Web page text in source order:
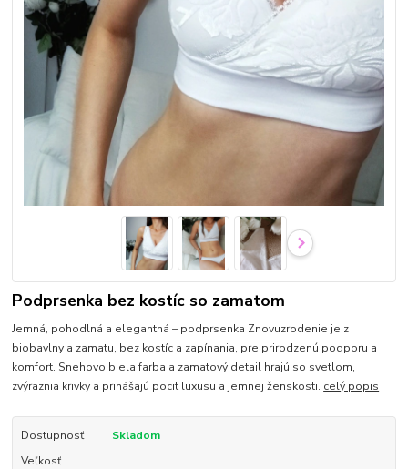
Podprsenka bez kostíc so zamatom
Jemná, pohodlná a elegantná – podprsenka Znovuzrodenie je z
biobavlny a zamatu, bez kostíc a zapínania, pre prirodzenú podporu a
komfort. Snehovo biela farba a zamatový detail hrajú so svetlom,
zvýraznia krivky a prinášajú pocit luxusu a jemnej ženskosti. celý popis
Dostupnosť
Skladom
Veľkosť